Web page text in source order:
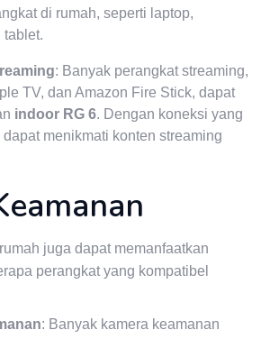
di rumah, seperti laptop,
tablet.
: Banyak perangkat streaming,
TV, dan Amazon Fire Stick, dapat
indoor RG 6. Dengan koneksi yang
menikmati konten streaming
juga dapat memanfaatkan
perangkat yang kompatibel
: Banyak kamera keamanan